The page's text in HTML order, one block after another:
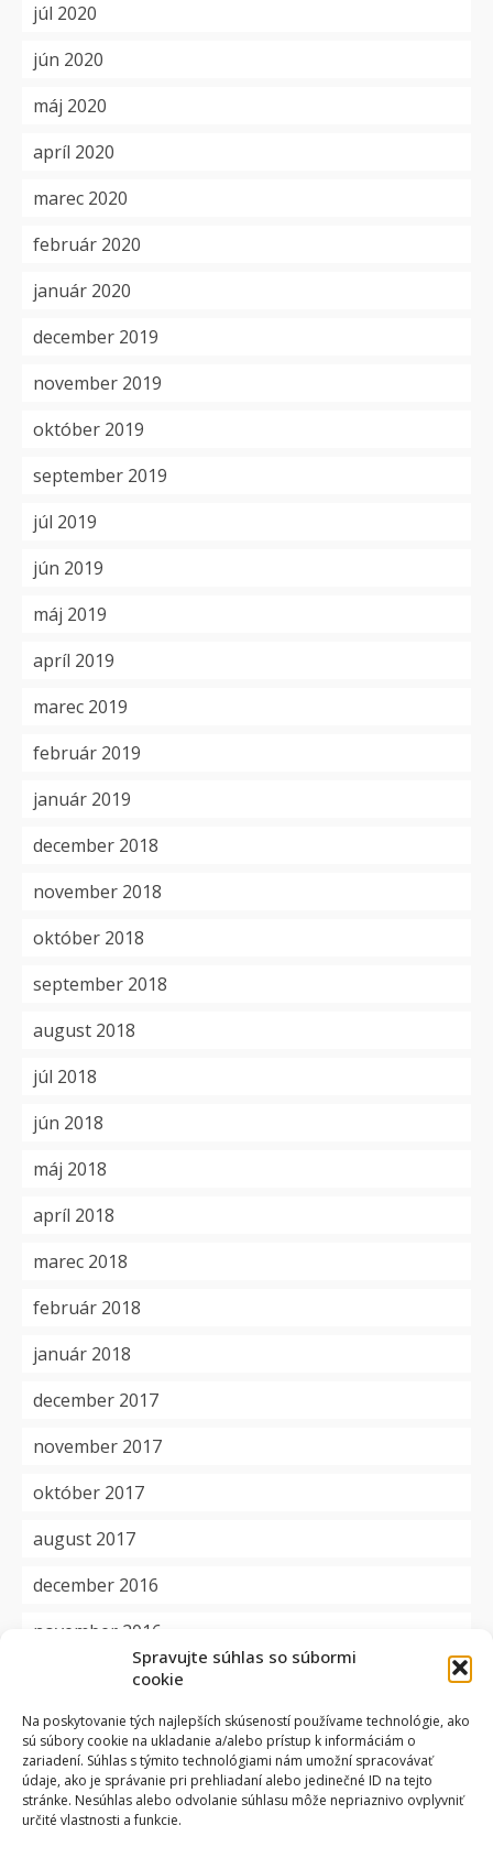
Spravujte súhlas so súbormi
cookie
Na poskytovanie tých najlepších skúseností používame technológie, ako
sú súbory cookie na ukladanie a/alebo prístup k informáciám o
zariadení. Súhlas s týmito technológiami nám umožní spracovávať
údaje, ako je správanie pri prehliadaní alebo jedinečné ID na tejto
stránke. Nesúhlas alebo odvolanie súhlasu môže nepriaznivo ovplyvniť
určité vlastnosti a funkcie.
júl 2020
jún 2020
máj 2020
apríl 2020
marec 2020
február 2020
január 2020
december 2019
november 2019
október 2019
september 2019
júl 2019
jún 2019
máj 2019
apríl 2019
marec 2019
február 2019
január 2019
december 2018
november 2018
október 2018
september 2018
august 2018
júl 2018
jún 2018
máj 2018
apríl 2018
marec 2018
február 2018
január 2018
december 2017
november 2017
október 2017
august 2017
december 2016
november 2016
aktuality
dôležité